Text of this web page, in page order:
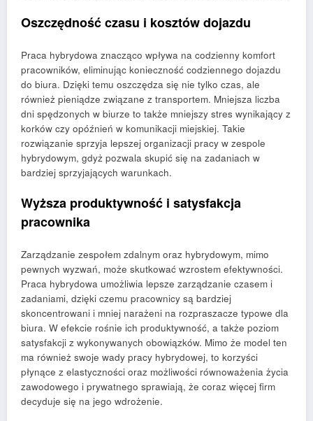
Oszczędność czasu i kosztów dojazdu
Praca hybrydowa znacząco wpływa na codzienny komfort
pracowników, eliminując konieczność codziennego dojazdu
do biura. Dzięki temu oszczędza się nie tylko czas, ale
również pieniądze związane z transportem. Mniejsza liczba
dni spędzonych w biurze to także mniejszy stres wynikający z
korków czy opóźnień w komunikacji miejskiej. Takie
rozwiązanie sprzyja lepszej organizacji pracy w zespole
hybrydowym, gdyż pozwala skupić się na zadaniach w
bardziej sprzyjających warunkach.
Wyższa produktywność i satysfakcja
pracownika
Zarządzanie zespołem zdalnym oraz hybrydowym, mimo
pewnych wyzwań, może skutkować wzrostem efektywności.
Praca hybrydowa umożliwia lepsze zarządzanie czasem i
zadaniami, dzięki czemu pracownicy są bardziej
skoncentrowani i mniej narażeni na rozpraszacze typowe dla
biura. W efekcie rośnie ich produktywność, a także poziom
satysfakcji z wykonywanych obowiązków. Mimo że model ten
ma również swoje wady pracy hybrydowej, to korzyści
płynące z elastyczności oraz możliwości równoważenia życia
zawodowego i prywatnego sprawiają, że coraz więcej firm
decyduje się na jego wdrożenie.